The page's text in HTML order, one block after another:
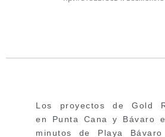
Los proyectos de Gold
en Punta Cana y Bávaro
minutos de Playa